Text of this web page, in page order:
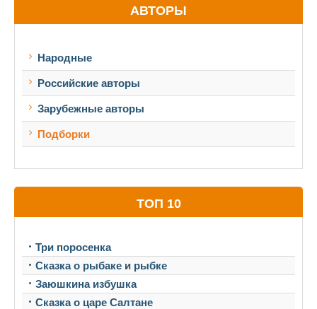
АВТОРЫ
Народные
Российские авторы
Зарубежные авторы
Подборки
ТОП 10
Три поросенка
Сказка о рыбаке и рыбке
Заюшкина избушка
Сказка о царе Салтане